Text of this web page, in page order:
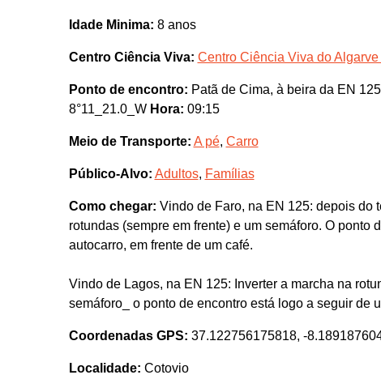
Idade Minima: 8 anos
Centro Ciência Viva: Centro Ciência Viva do Algarve
Ponto de encontro: Patã de Cima, à beira da EN
8°11_21.0_W Hora: 09:15
Meio de Transporte: A pé, Carro
Público-Alvo: Adultos, Famílias
Como chegar: Vindo de Faro, na EN 125: depois do
rotundas (sempre em frente) e um semáforo. O
autocarro, em frente de um café.
Vindo de Lagos, na EN 125: Inverter a marcha na
semáforo_ o ponto de encontro está logo a seguir de
Coordenadas GPS: 37.122756175818, -
Localidade: Cotovio